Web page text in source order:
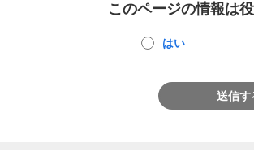
このページの情報は
はい
送信す